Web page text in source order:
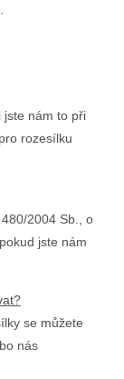
jste nám to při
rozesílku
2004 Sb., o
jste nám
se můžete
nás